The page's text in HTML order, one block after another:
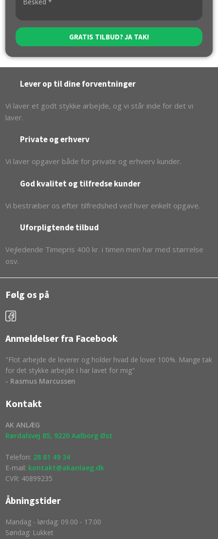
​Lever op til dine forventninger
Vi laver et godt stykke arbejde, og vi står inde for det vi
laver.
Private og erhverv
Vi laver opgaver både for private og erhverv kunder.
​God kvalitet og tilfredse kunder
Vi bestræber os efter tilfredshed ved hver enkelt opgave.
​Uforpligtende tilbud
​Vejledende Timepris 400 kr. i timen men har med størrelse
osv.
Følg os på
Anmeldelser fra Facebook
"Flot arbejde de leverer og holder hvad de lover 100%. Mange tak
for det stykke arbejde i har lavet for mig"
- Rasmus Marcussen
Kontakt
​AK ANLÆG
Rørdalsvej 85, 9220 Aalborg Øst
Telefon: 28 81 49 34
E-mail: kontakt@akanlaeg.dk
CVR: 40899235
Åbningstider
Mandag - lørdag: 09.00 - 17.00
Søndag: Lukket